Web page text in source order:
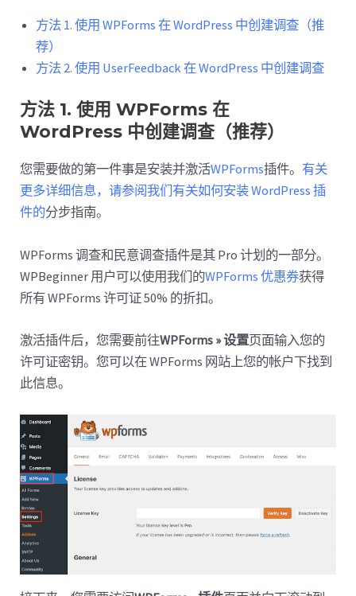
方法 1. 使用 WPForms 在 WordPress 中创建调查（推
荐）
方法 2. 使用 UserFeedback 在 WordPress 中创建调查
方法 1. 使用 WPForms 在
WordPress 中创建调查（推荐）
您需要做的第一件事是安装并激活WPForms插件。 有关
更多详细信息，请参阅我们有关如何安装 WordPress 插
件的分步指南。
WPForms 调查和民意调查插件是其 Pro 计划的一部分。
WPBeginner 用户可以使用我们的WPForms 优惠券获得
所有 WPForms 许可证 50% 的折扣。
激活插件后，您需要前往WPForms » 设置页面输入您的
许可证密钥。您可以在 WPForms 网站上您的帐户下找到
此信息。